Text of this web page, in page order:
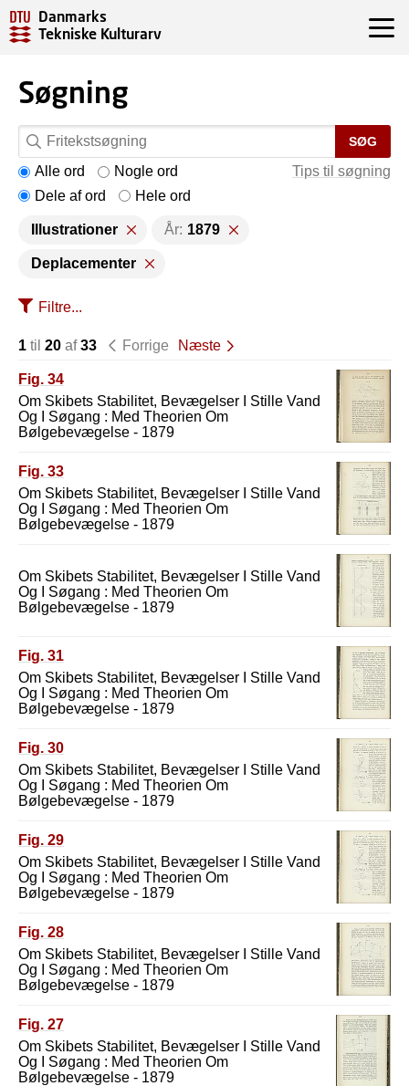
Danmarks
Tekniske Kulturarv
Søgning
SØG
Tips til søgning
Alle ord
Nogle ord
Dele af ord
Hele ord
Illustrationer År: 1879
Deplacementer
Filtre...
1 til 20 af33 Forrige Næste
Fig. 34
Om Skibets Stabilitet, Bevægelser I Stille Vand
Og I Søgang : Med Theorien Om
Bølgebevægelse - 1879
Fig. 33
Om Skibets Stabilitet, Bevægelser I Stille Vand
Og I Søgang : Med Theorien Om
Bølgebevægelse - 1879
Om Skibets Stabilitet, Bevægelser I Stille Vand
Og I Søgang : Med Theorien Om
Bølgebevægelse - 1879
Fig. 31
Om Skibets Stabilitet, Bevægelser I Stille Vand
Og I Søgang : Med Theorien Om
Bølgebevægelse - 1879
Fig. 30
Om Skibets Stabilitet, Bevægelser I Stille Vand
Og I Søgang : Med Theorien Om
Bølgebevægelse - 1879
Fig. 29
Om Skibets Stabilitet, Bevægelser I Stille Vand
Og I Søgang : Med Theorien Om
Bølgebevægelse - 1879
Fig. 28
Om Skibets Stabilitet, Bevægelser I Stille Vand
Og I Søgang : Med Theorien Om
Bølgebevægelse - 1879
Fig. 27
Om Skibets Stabilitet, Bevægelser I Stille Vand
Og I Søgang : Med Theorien Om
Bølgebevægelse - 1879